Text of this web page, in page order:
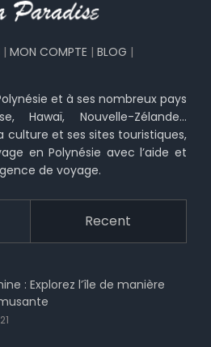
| MON COMPTE | BLOG |
et à ses nombreux pays
Hawaï, Nouvelle-Zélande…
culture et ses sites touristiques,
en Polynésie avec l’aide et
de voyage.
Recent
: Explorez l’île de manière